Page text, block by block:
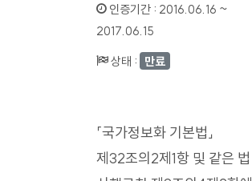
인증기간 : 2016.06.16 ~
2017.06.15
상태 : 만료
「국가정보화 기본법」
제32조의2제1항 및 같은 법